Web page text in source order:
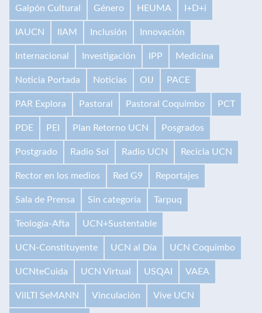
Galpón Cultural Género HEUMA I+D+i
IAUCN IIAM Inclusión Innovación
Internacional Investigación IPP Medicina
Noticia Portada Noticias OIJ PACE
PAR Explora Pastoral Pastoral Coquimbo PCT
PDE PEI Plan Retorno UCN Posgrados
Postgrado Radio Sol Radio UCN Recicla UCN
Rector en los medios Red G9 Reportajes
Sala de Prensa Sin categoría Tarpuq
Teología-Afta UCN+Sustentable
UCN-Constituyente UCN al Día UCN Coquimbo
UCNteCuida UCN Virtual USQAI VAEA
VilLTI SeMANN Vinculación Vive UCN